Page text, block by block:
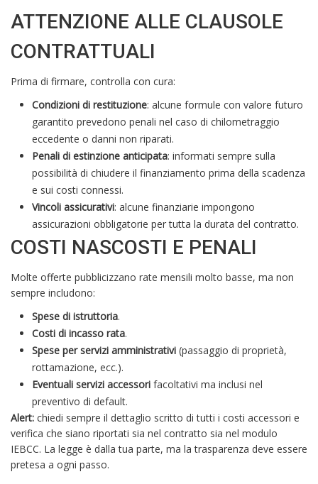
ATTENZIONE ALLE CLAUSOLE
CONTRATTUALI
Prima di firmare, controlla con cura:
Condizioni di restituzione: alcune formule con valore futuro
garantito prevedono penali nel caso di chilometraggio
eccedente o danni non riparati.
Penali di estinzione anticipata: informati sempre sulla
possibilità di chiudere il finanziamento prima della scadenza
e sui costi connessi.
Vincoli assicurativi: alcune finanziarie impongono
assicurazioni obbligatorie per tutta la durata del contratto.
COSTI NASCOSTI E PENALI
Molte offerte pubblicizzano rate mensili molto basse, ma non
sempre includono:
Spese di istruttoria.
Costi di incasso rata.
Spese per servizi amministrativi (passaggio di proprietà,
rottamazione, ecc.).
Eventuali servizi accessori facoltativi ma inclusi nel
preventivo di default.
Alert: chiedi sempre il dettaglio scritto di tutti i costi accessori e
verifica che siano riportati sia nel contratto sia nel modulo
IEBCC. La legge è dalla tua parte, ma la trasparenza deve essere
pretesa a ogni passo.